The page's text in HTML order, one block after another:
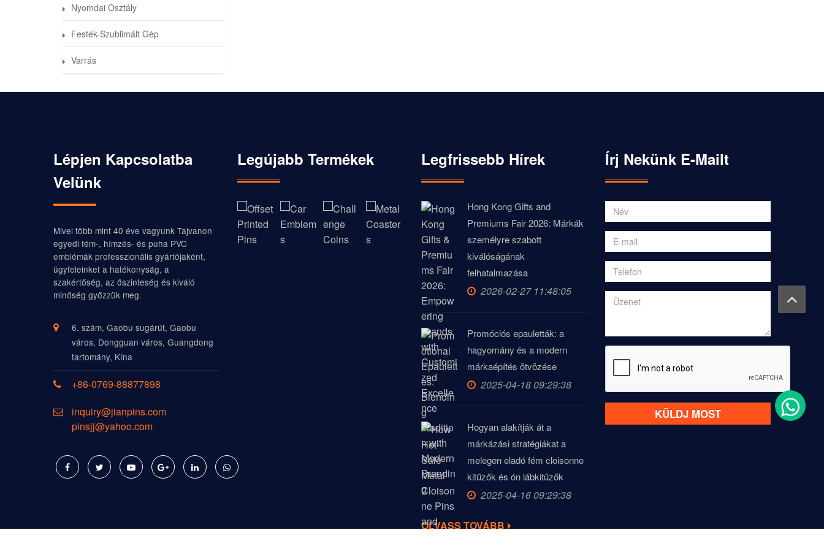
Nyomdai Osztály
Festék-Szublimált Gép
Varrás
Lépjen Kapcsolatba
Velünk
Mivel több mint 40 éve vagyunk Tajvanon
egyedi fém-, hímzés- és puha PVC
emblémák professzionális gyártójaként,
ügyfeleinket a hatékonyság, a
szakértőség, az őszinteség és kiváló
minőség győzzük meg.
6. szám, Gaobu sugárút, Gaobu
város, Dongguan város, Guangdong
tartomány, Kína
+86-0769-88877898
inquiry@jianpins.com
pinsjj@yahoo.com
Legújabb Termékek Legfrissebb Hírek
Hong Kong Gifts and
Premiums Fair 2026: Márkák
személyre szabott
kiválóságának
felhatalmazása
2026-02-27 11:48:05
Promóciós epauletták: a
hagyomány és a modern
márkaépítés ötvözése
2025-04-18 09:29:38
Hogyan alakítják át a
márkázási stratégiákat a
melegen eladó fém cloisonne
kitűzők és ón lábkitűzők
2025-04-16 09:29:38
OLVASS TOVÁBB
Írj Nekünk E-Mailt
KÜLDJ MOST